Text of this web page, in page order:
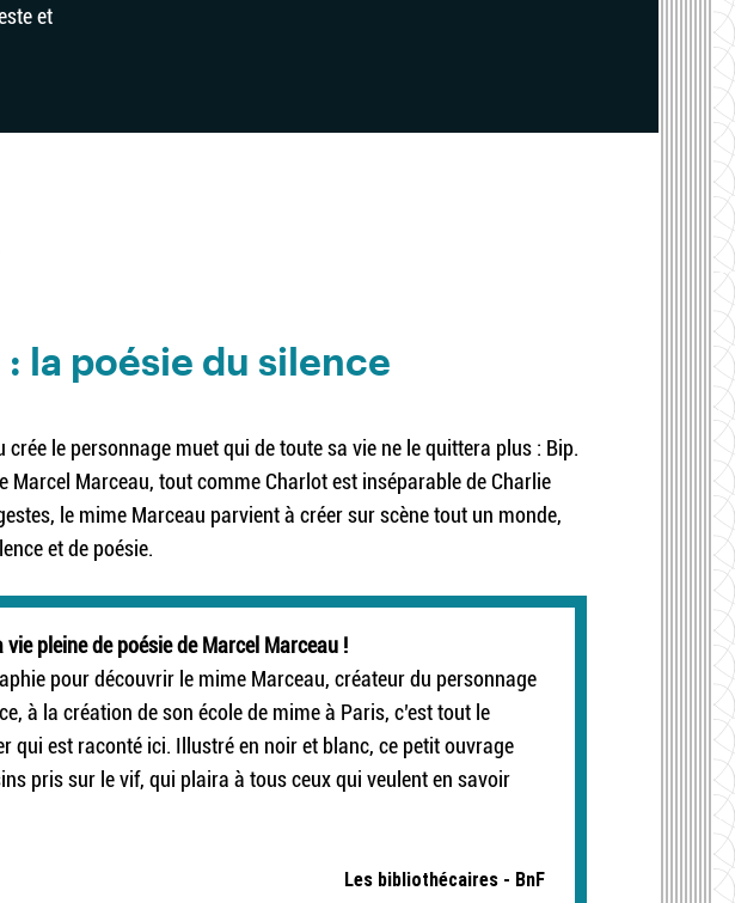
et
la poésie du silence
le personnage muet qui de toute sa vie ne le quittera plus : Bip.
Marcel Marceau, tout comme Charlot est inséparable de Charlie
le mime Marceau parvient à créer sur scène tout un monde,
et de poésie.
pleine de poésie de Marcel Marceau !
pour découvrir le mime Marceau, créateur du personnage
à la création de son école de mime à Paris, c’est tout le
qui est raconté ici. Illustré en noir et blanc, ce petit ouvrage
pris sur le vif, qui plaira à tous ceux qui veulent en savoir
Les bibliothécaires - BnF